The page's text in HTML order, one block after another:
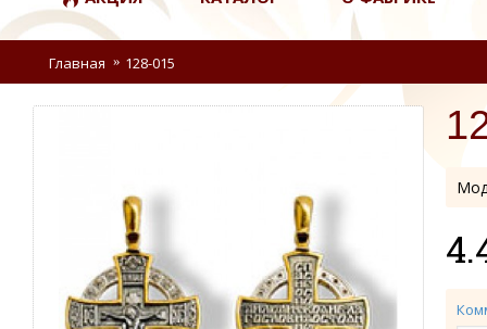
Главная 128-015